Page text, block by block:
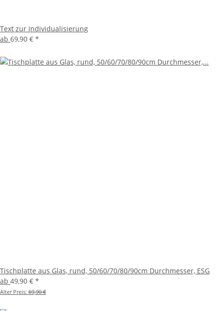
Text zur Individualisierung
ab 69,90 € *
Tischplatte aus Glas, rund, 50/60/70/80/90cm Durchmesser, ESG
ab 49,90 € *
Alter Preis: 69,90 €